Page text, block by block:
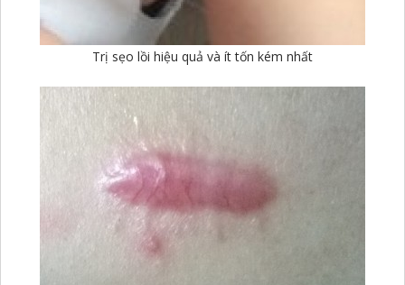
Trị sẹo lồi hiệu quả và ít tốn kém nhất